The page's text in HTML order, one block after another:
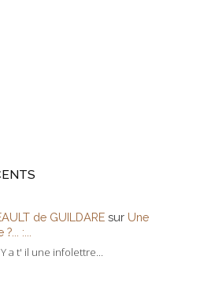
de GUILDARE sur Une
:...
a t' il une infolettre...